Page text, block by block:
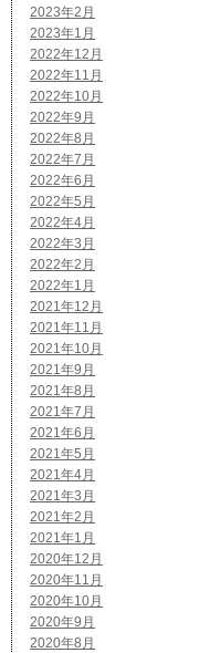
2023年2月
2023年1月
2022年12月
2022年11月
2022年10月
2022年9月
2022年8月
2022年7月
2022年6月
2022年5月
2022年4月
2022年3月
2022年2月
2022年1月
2021年12月
2021年11月
2021年10月
2021年9月
2021年8月
2021年7月
2021年6月
2021年5月
2021年4月
2021年3月
2021年2月
2021年1月
2020年12月
2020年11月
2020年10月
2020年9月
2020年8月